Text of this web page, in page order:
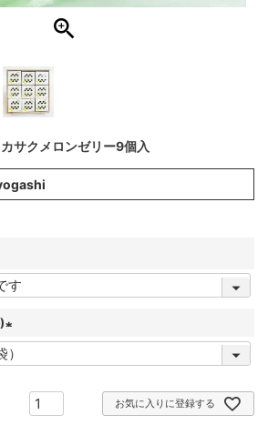
サクメロンゼリー9個入
(
お気に入りに登録する